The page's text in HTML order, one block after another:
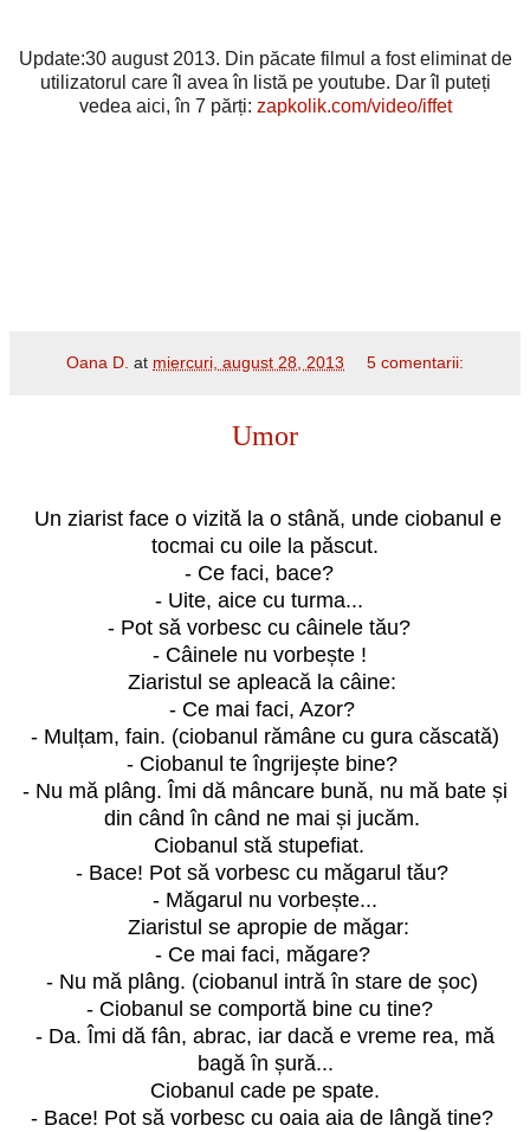
Update:30 august 2013. Din păcate filmul a fost eliminat de
utilizatorul care îl avea în listă pe youtube. Dar îl puteți
vedea aici, în 7 părți: zapkolik.com/video/iffet
Oana D. at miercuri, august 28, 2013 5 comentarii:
Umor
Un ziarist face o vizită la o stână, unde ciobanul e
tocmai cu oile la păscut.
- Ce faci, bace?
- Uite, aice cu turma...
- Pot să vorbesc cu câinele tău?
- Câinele nu vorbește !
Ziaristul se apleacă la câine:
- Ce mai faci, Azor?
- Mulțam, fain. (ciobanul rămâne cu gura căscată)
- Ciobanul te îngrijește bine?
- Nu mă plâng. Îmi dă mâncare bună, nu mă bate și
din când în când ne mai și jucăm.
Ciobanul stă stupefiat.
- Bace! Pot să vorbesc cu măgarul tău?
- Măgarul nu vorbește...
Ziaristul se apropie de măgar:
- Ce mai faci, măgare?
- Nu mă plâng. (ciobanul intră în stare de șoc)
- Ciobanul se comportă bine cu tine?
- Da. Îmi dă fân, abrac, iar dacă e vreme rea, mă
bagă în șură...
Ciobanul cade pe spate.
- Bace! Pot să vorbesc cu oaia aia de lângă tine?